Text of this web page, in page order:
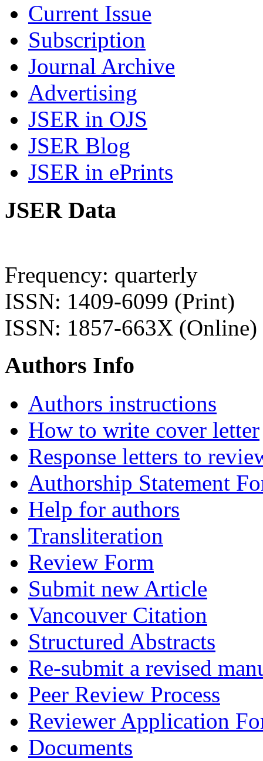
Current Issue
Subscription
Journal Archive
Advertising
JSER in OJS
JSER Blog
JSER in ePrints
JSER Data
Frequency: quarterly
ISSN: 1409-6099 (Print)
ISSN: 1857-663X (Online)
Authors Info
Authors instructions
How to write cover letter
Response letters to
Authorship Statement
Help for authors
Transliteration
Review Form
Submit new Article
Vancouver Citation
Structured Abstracts
Re-submit a revised
Peer Review Process
Reviewer Application
Documents